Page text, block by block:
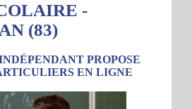
-
(83)
PROPOSE
EN LIGNE